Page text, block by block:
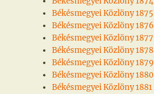
Békésmegyei Közlöny 1875
Békésmegyei Közlöny 1876
Békésmegyei Közlöny 1877
Békésmegyei Közlöny 1878
Békésmegyei Közlöny 1879
Békésmegyei Közlöny 1880
Békésmegyei Közlöny 1881